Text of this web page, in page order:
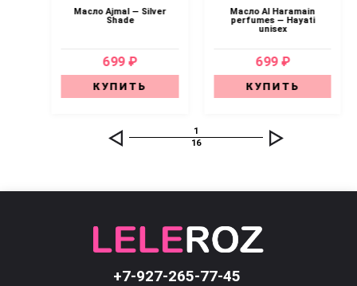
Масло Ajmal — Silver
Shade
699 ₽
КУПИТЬ
Масло Al Haramain
perfumes — Hayati
unisex
699 ₽
КУПИТЬ
1
16
+7-927-265-77-45